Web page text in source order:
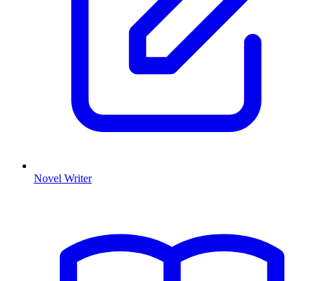
Novel Writer